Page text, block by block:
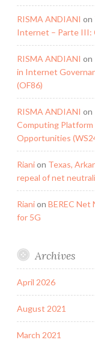
RISMA ANDIANI on
Internet – Parte III:
RISMA ANDIANI on
in Internet
(OF86)
RISMA ANDIANI on
Computing
Opportunities
Rianion Texas,
repeal of net
Rianion BEREC
for 5G
Archives
April 2026
August 2021
March 2021